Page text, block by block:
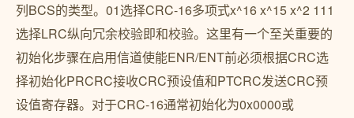
列BCS的类型。01选择CRC-16多项式x^16 x^15 x^2 111
选择LRC纵向冗余校验即和校验。这里有一个至关重要的
初始化步骤在启用信道使能ENR/ENT前必须根据CRC选
择初始化PRCRC接收CRC预设值和PTCRC发送CRC预
设值寄存器。对于CRC-16通常初始化为0x0000或